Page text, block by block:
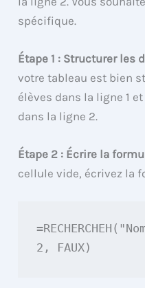
spécifique.
Étape 1 : Structurer les
votre tableau est bien
élèves dans la ligne 1
dans la ligne 2.
Étape 2 : Écrire la
cellule vide, écrivez la
2, FAUX)